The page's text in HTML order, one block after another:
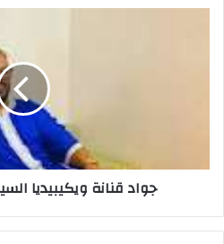
جواد قنانة ويكيبيديا